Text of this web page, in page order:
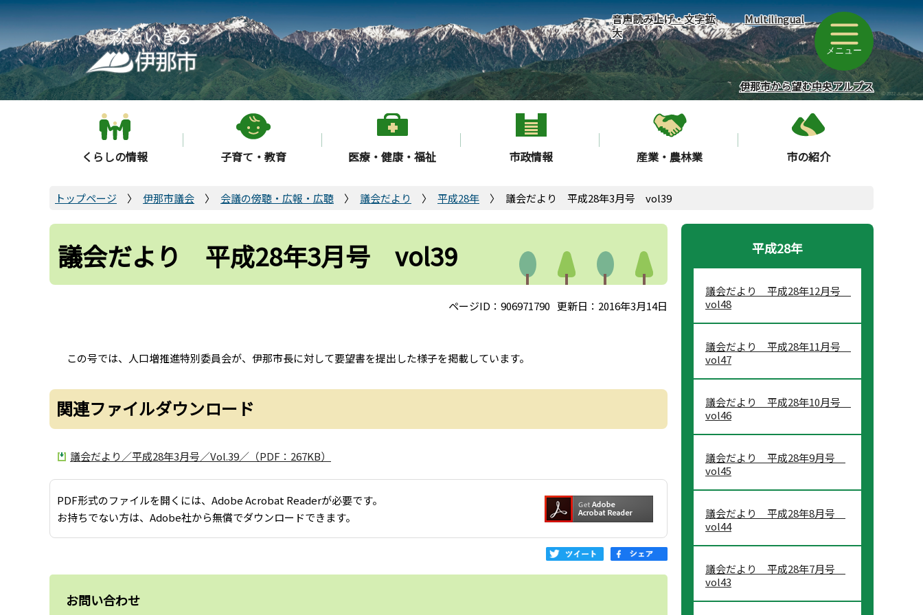
こ
の
ペ
ー
ジ
の
音声読み上げ・文字拡
大
Multilingual
メニュー
伊那市から望む中央アルプス
くらしの情報 子育て・教育 医療・健康・福祉 市政情報 産業・農林業 市の紹介
トップページ 伊那市議会 会議の傍聴・広報・広聴 議会だより 平成28年 議会だより 平成28年3月号 vol39
議会だより 平成28年3月号 vol39
ページID：906971790 更新日：2016年3月14日
この号では、人口増推進特別委員会が、伊那市長に対して要望書を提出した様子を掲載しています。
関連ファイルダウンロード
議会だより／平成28年3月号／Vol.39／（PDF：267KB）
PDF形式のファイルを開くには、Adobe Acrobat Readerが必要です。
お持ちでない方は、Adobe社から無償でダウンロードできます。
お問い合わせ
平成28年
議会だより 平成28年12月号
vol48
議会だより 平成28年11月号
vol47
議会だより 平成28年10月号
vol46
議会だより 平成28年9月号
vol45
議会だより 平成28年8月号
vol44
議会だより 平成28年7月号
vol43